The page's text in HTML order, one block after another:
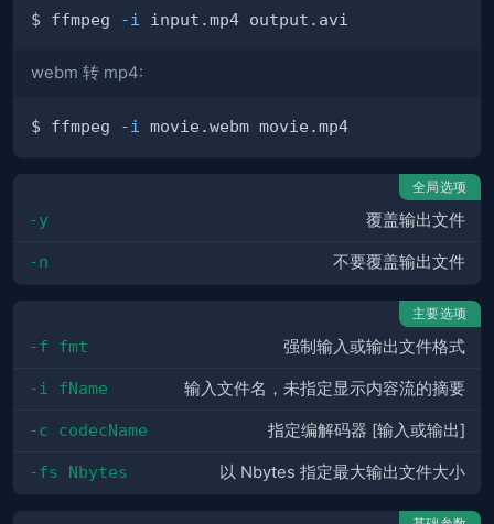
$ ffmpeg -i
webm 转 mp4:
$ ffmpeg -i
全局选项
-y 覆盖输出文件
-n 不要覆盖输出文件
主要选项
-f fmt 强制输入或输出文件格式
-i fName 输入文件名，未指定显示内容流的摘要
-c codecName 指定编解码器 [输入或输出]
-fs Nbytes 以 Nbytes 指定最大输出文件大小